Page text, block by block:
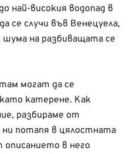
най-високия водопад в
се случи във Венецуела,
на разбиващата се
могат да се
катерене. Как
разбираме от
потапя в цялостната
в него